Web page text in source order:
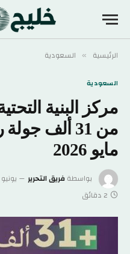
الرئيسية » السعودية
السعودية
مركز البنية
من 31 ألف
مايو 2026
بواسطةفريق التحرير يونيو 3, 2026
2 دقائق